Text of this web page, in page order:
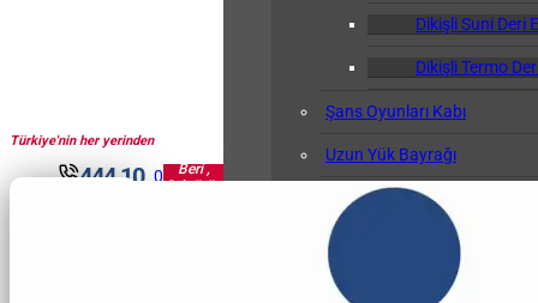
Türkiye'nin her yerinden
444 10 0
Beri ,
Sektörün
Dikişli Suni Deri
Dikişli Termo
Şans Oyunları Kabı
Uzun Yük Bayrağı
Klasör
Okul Albümü
Öğretmen Not Defteri Kabı